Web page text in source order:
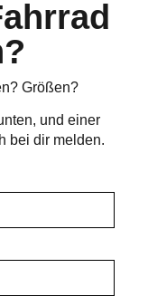
Größen?
und einer
bei dir melden.